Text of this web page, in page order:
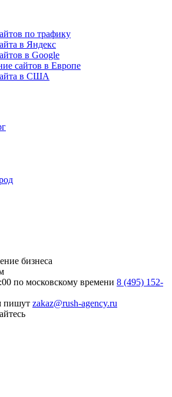
по трафику
в Яндекс
в Google
сайтов в Европе
в США
бизнеса
по московскому времени 8 (495) 152-
пишут zakaz@rush-agency.ru